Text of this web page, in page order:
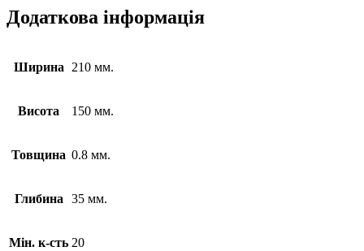
Додаткова інформація
Ширина 210 мм.
Висота 150 мм.
Товщина 0.8 мм.
Глибина 35 мм.
Мін. к-сть 20